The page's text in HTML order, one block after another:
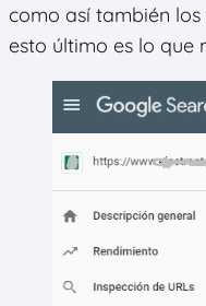
como así también los
esto último es lo que